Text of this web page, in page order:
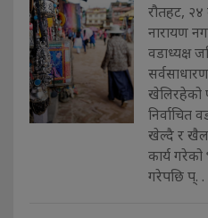
रौतहट, २४
नारायण
वडाध्यक्ष
खेलिरहेको
निर्वाचित
खेल्दै र
कार्य
गरेपछि प्. .